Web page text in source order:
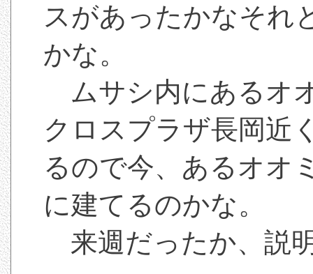
スがあったかなそれ
かな。
ムサシ内にあるオ
クロスプラザ長岡近
るので今、あるオオ
に建てるのかな。
来週だったか、説